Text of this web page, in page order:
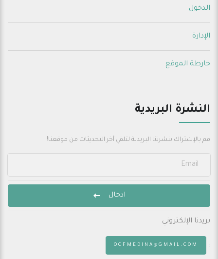
الدخول
الإدارة
خارطة الموقع
النشرة البريدية
قم بالإشتراك بنشرتنا البريدية لتلقي أخر التحديثات من موقعنا!
ادخال
بريدنا الإلكتروني
OCFMEDINA@GMAIL.COM